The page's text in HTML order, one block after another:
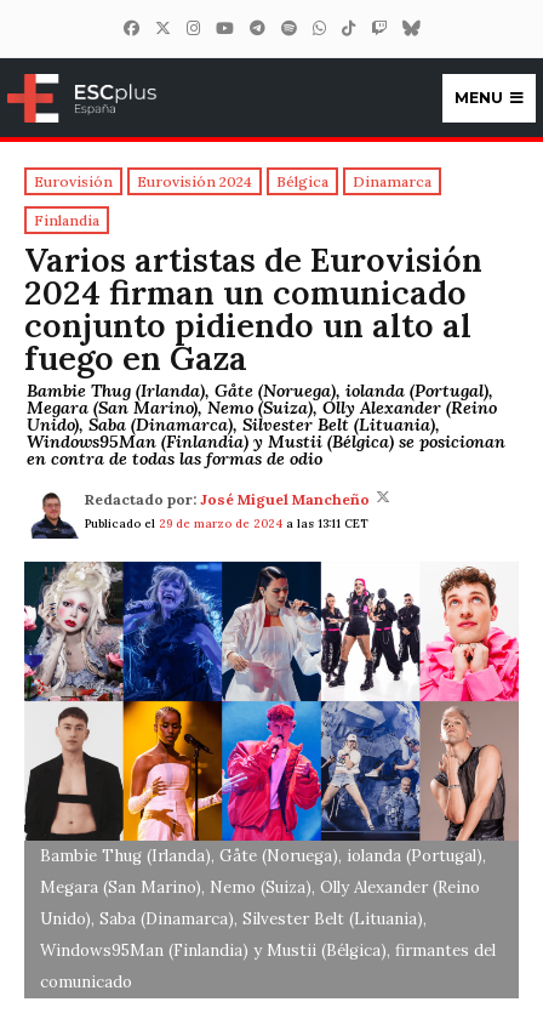
ESCplus España
MENU
Eurovisión Eurovisión 2024 Bélgica Dinamarca
Finlandia
Varios artistas de Eurovisión
2024 firman un comunicado
conjunto pidiendo un alto al
fuego en Gaza
Bambie Thug (Irlanda), Gåte (Noruega), iolanda (Portugal),
Megara (San Marino), Nemo (Suiza), Olly Alexander (Reino
Unido), Saba (Dinamarca), Silvester Belt (Lituania),
Windows95Man (Finlandia) y Mustii (Bélgica) se posicionan
en contra de todas las formas de odio
Redactado por: José Miguel Mancheño
Publicado el 29 de marzo de 2024 a las 13:11 CET
Bambie Thug (Irlanda), Gåte (Noruega), iolanda (Portugal),
Megara (San Marino), Nemo (Suiza), Olly Alexander (Reino
Unido), Saba (Dinamarca), Silvester Belt (Lituania),
Windows95Man (Finlandia) y Mustii (Bélgica), firmantes del
comunicado